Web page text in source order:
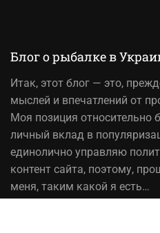
Блог о рыбалке в
Итак, этот блог — это,
мыслей и впечатлений от
Моя позиция относительно
личный вклад в
единолично управляю
контент сайта, поэтому,
меня, таким какой я есть…